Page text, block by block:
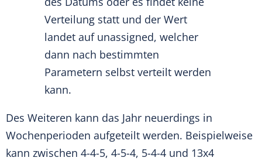
Verteilung statt und der Wert
landet auf unassigned, welcher
dann nach bestimmten
Parametern selbst verteilt werden
kann.
Des Weiteren kann das Jahr neuerdings in
Wochenperioden aufgeteilt werden. Beispielweise
kann zwischen 4-4-5, 4-5-4, 5-4-4 und 13x4